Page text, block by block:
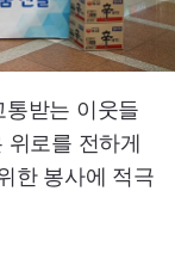
통받는 이웃들
로를 전하게
한 봉사에 적극